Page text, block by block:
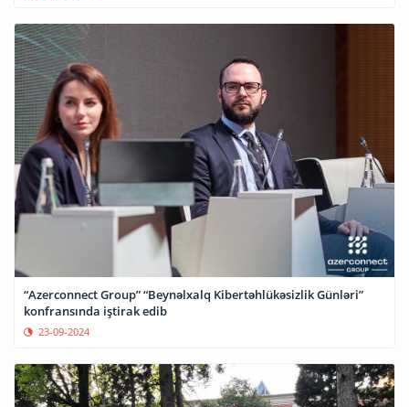
“Azerconnect Group” “Beynəlxalq Kibertəhlükəsizlik Günləri”
konfransında iştirak edib
23-09-2024